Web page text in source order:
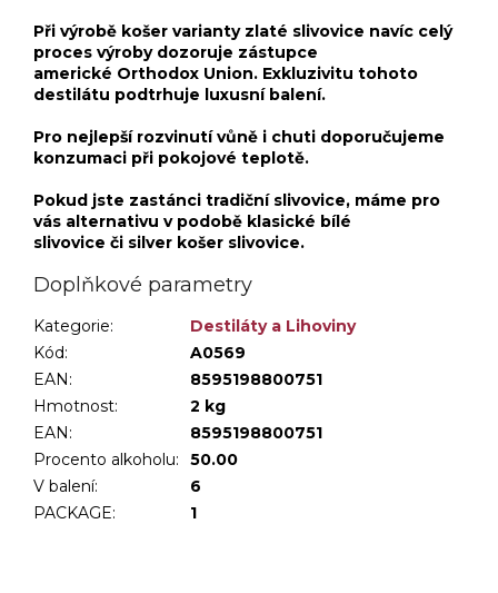
Při výrobě košer varianty zlaté slivovice navíc celý
proces výroby dozoruje zástupce
americké Orthodox Union. Exkluzivitu tohoto
destilátu podtrhuje luxusní balení.
Pro nejlepší rozvinutí vůně i chuti doporučujeme
konzumaci při pokojové teplotě.
Pokud jste zastánci tradiční slivovice, máme pro
vás alternativu v podobě klasické bílé
slivovice či silver košer slivovice.
Doplňkové parametry
Kategorie:
Destiláty a Lihoviny
Kód:
A0569
EAN:
8595198800751
Hmotnost:
2 kg
EAN:
8595198800751
Procento alkoholu:
50.00
V balení:
6
PACKAGE: 1